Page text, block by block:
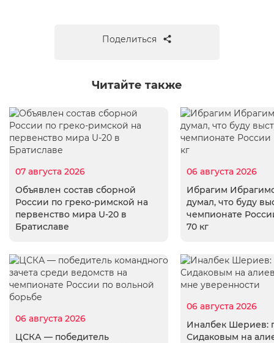
Поделиться
Читайте также
07 августа 2026
Объявлен состав сборной
России по греко-римской на
первенство мира U-20 в
Братиславе
06 августа 2026
Ибрагим
думал, что буду
чемпионате
70 кг
06 августа 2026
ЦСКА — победитель
06 августа 2026
Иналбек Шериев:
Сидаковым на